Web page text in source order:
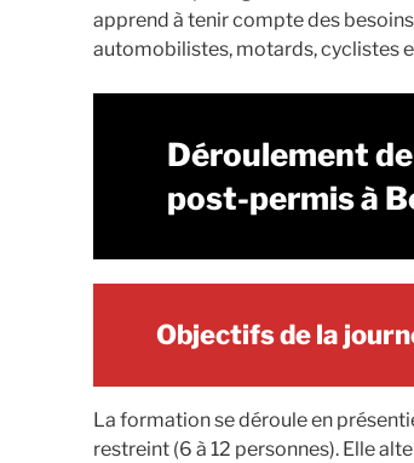
apprend à tenir compte des
automobilistes, motards, cyclistes
Déroulement
post-permis à
Objectifs de la
La formation se déroule en
restreint (6 à 12 personnes). Elle